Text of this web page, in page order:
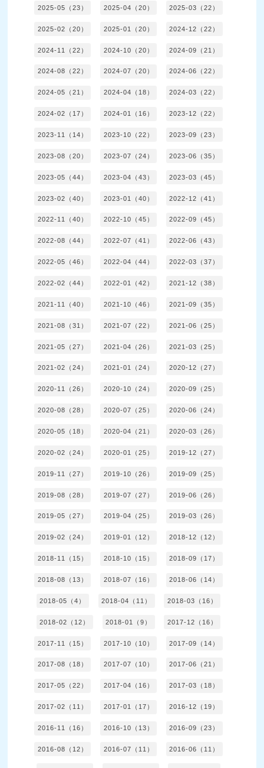
2025-05（23） 2025-04（20） 2025-03（22）
2025-02（20） 2025-01（20） 2024-12（22）
2024-11（22） 2024-10（20） 2024-09（21）
2024-08（22） 2024-07（20） 2024-06（22）
2024-05（21） 2024-04（18） 2024-03（22）
2024-02（17） 2024-01（16） 2023-12（22）
2023-11（14） 2023-10（22） 2023-09（23）
2023-08（20） 2023-07（24） 2023-06（35）
2023-05（44） 2023-04（43） 2023-03（45）
2023-02（40） 2023-01（40） 2022-12（41）
2022-11（40） 2022-10（45） 2022-09（45）
2022-08（44） 2022-07（41） 2022-06（43）
2022-05（46） 2022-04（44） 2022-03（37）
2022-02（44） 2022-01（42） 2021-12（38）
2021-11（40） 2021-10（46） 2021-09（35）
2021-08（31） 2021-07（22） 2021-06（25）
2021-05（27） 2021-04（26） 2021-03（25）
2021-02（24） 2021-01（24） 2020-12（27）
2020-11（26） 2020-10（24） 2020-09（25）
2020-08（28） 2020-07（25） 2020-06（24）
2020-05（18） 2020-04（21） 2020-03（26）
2020-02（24） 2020-01（25） 2019-12（27）
2019-11（27） 2019-10（26） 2019-09（25）
2019-08（28） 2019-07（27） 2019-06（26）
2019-05（27） 2019-04（25） 2019-03（26）
2019-02（24） 2019-01（12） 2018-12（12）
2018-11（15） 2018-10（15） 2018-09（17）
2018-08（13） 2018-07（16） 2018-06（14）
2018-05（4） 2018-04（11） 2018-03（16）
2018-02（12） 2018-01（9） 2017-12（16）
2017-11（15） 2017-10（10） 2017-09（14）
2017-08（18） 2017-07（10） 2017-06（21）
2017-05（22） 2017-04（16） 2017-03（18）
2017-02（11） 2017-01（17） 2016-12（19）
2016-11（16） 2016-10（13） 2016-09（23）
2016-08（12） 2016-07（11） 2016-06（11）